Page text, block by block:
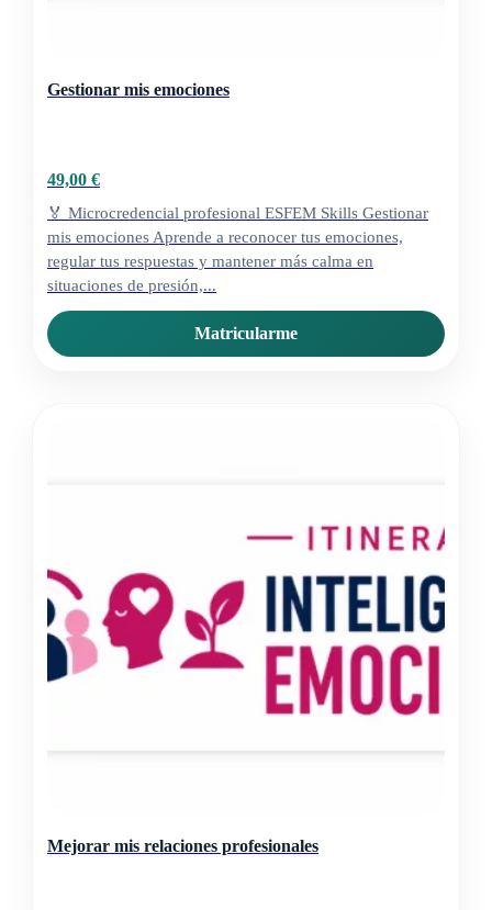
Gestionar mis emociones
49,00 €
🏅 Microcredencial profesional ESFEM Skills Gestionar
mis emociones Aprende a reconocer tus emociones,
regular tus respuestas y mantener más calma en
situaciones de presión,...
Matricularme
Mejorar mis relaciones profesionales